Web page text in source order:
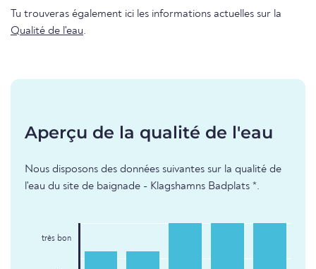
Tu trouveras également ici les informations actuelles sur la
Qualité de l'eau.
Aperçu de la qualité de l'eau
Nous disposons des données suivantes sur la qualité de
l'eau du site de baignade - Klagshamns Badplats *.
très bon